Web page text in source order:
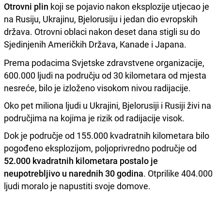
Otrovni plin koji se pojavio nakon eksplozije utjecao je
na Rusiju, Ukrajinu, Bjelorusiju i jedan dio evropskih
država. Otrovni oblaci nakon deset dana stigli su do
Sjedinjenih Američkih Država, Kanade i Japana.
Prema podacima Svjetske zdravstvene organizacije,
600.000 ljudi na području od 30 kilometara od mjesta
nesreće, bilo je izloženo visokom nivou radijacije.
Oko pet miliona ljudi u Ukrajini, Bjelorusiji i Rusiji živi na
područjima na kojima je rizik od radijacije visok.
Dok je područje od 155.000 kvadratnih kilometara bilo
pogođeno eksplozijom, poljoprivredno područje od
52.000 kvadratnih kilometara postalo je
neupotrebljivo u narednih 30 godina. Otprilike 404.000
ljudi moralo je napustiti svoje domove.